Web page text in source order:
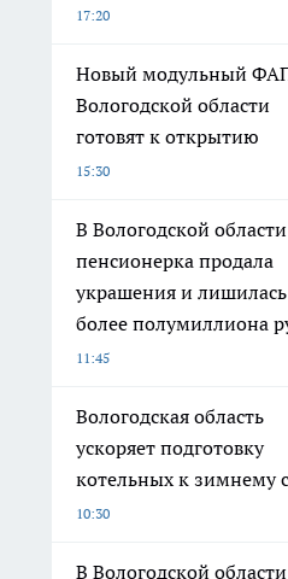
17:20
Новый модульный
Вологодской области
готовят к открытию
15:30
В Вологодской области
пенсионерка продала
украшения и лишилась
более полумиллиона
11:45
Вологодская область
ускоряет подготовку
котельных к зимнему
10:30
В Вологодской области